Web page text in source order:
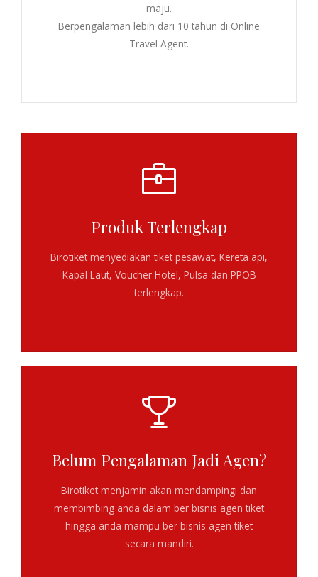
maju.
Berpengalaman lebih dari 10 tahun di Online
Travel Agent.
Produk Terlengkap
Birotiket menyediakan tiket pesawat, Kereta api,
Kapal Laut, Voucher Hotel, Pulsa dan PPOB
terlengkap.
Belum Pengalaman Jadi Agen?
Birotiket menjamin akan mendampingi dan
membimbing anda dalam ber bisnis agen tiket
hingga anda mampu ber bisnis agen tiket
secara mandiri.